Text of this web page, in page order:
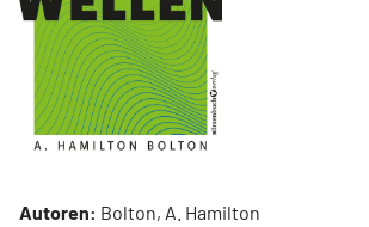
Autoren: Bolton, A. Hamilton